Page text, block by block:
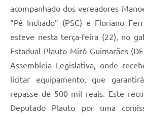
acompanhado dos vereadores
“Pé Inchado” (PSC) e Floriano
esteve nesta terça-feira (22), no
Estadual Plauto Miró Guimarães
Assembleia Legislativa, onde
licitar equipamento, que
repasse de 500 mil reais. Este
Deputado Plauto por uma